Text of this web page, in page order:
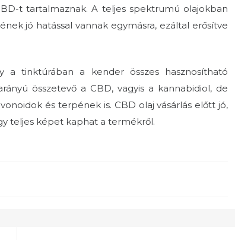
t tartalmaznak. A teljes spektrumú olajokban
jó hatással vannak egymásra, ezáltal erősítve
tinktúrában a kender összes hasznosítható
összetevő a CBD, vagyis a kannabidiol, de
és terpének is. CBD olaj vásárlás előtt jó,
teljes képet kaphat a termékről.